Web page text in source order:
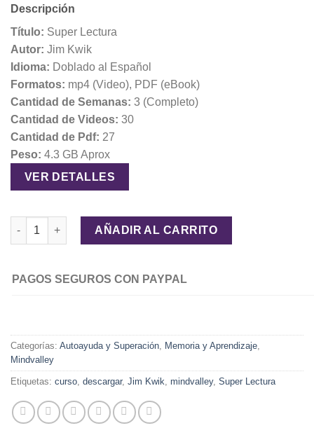
era:
$29.00.$8.99.
Descripción
Título: Super Lectura
Autor: Jim Kwik
Idioma: Doblado al Español
Formatos: mp4 (Video), PDF (eBook)
Cantidad de Semanas: 3 (Completo)
Cantidad de Videos: 30
Cantidad de Pdf: 27
Peso: 4.3 GB Aprox
VER DETALLES
Super Lectura – Jim Kwik (En Español) cantidad
AÑADIR AL CARRITO
PAGOS SEGUROS CON PAYPAL
Categorías: Autoayuda y Superación Memoria y Aprendizaje
Mindvalley
Etiquetas: curso descargar, Jim Kwik mindvalley, Super Lectura